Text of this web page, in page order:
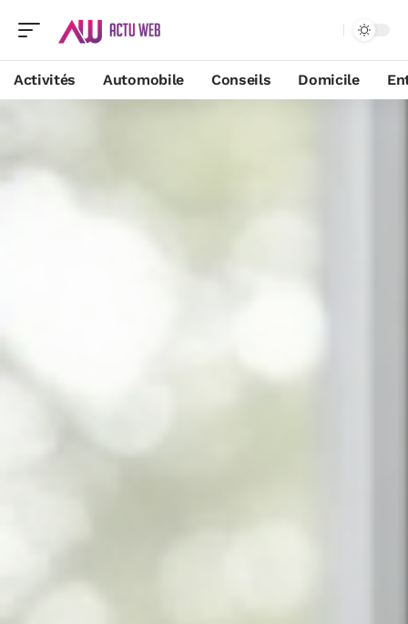
Activités Automobile Conseils Domicile